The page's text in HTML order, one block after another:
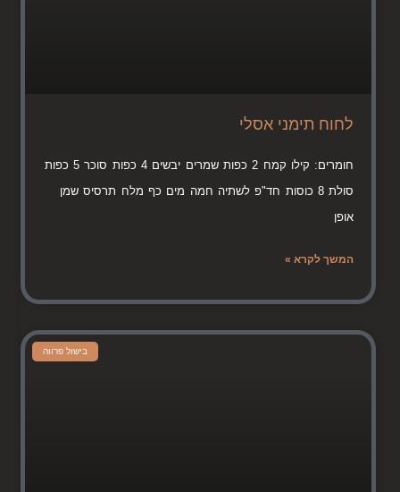
לחוח תימני אסלי
חומרים: קילו קמח 2 כפות שמרים יבשים 4 כפות סוכר 5 כפות
סולת 8 כוסות חד"פ לשתיה חמה מים כף מלח תרסיס שמן
אופן
המשך לקרא »
בישול פרווה